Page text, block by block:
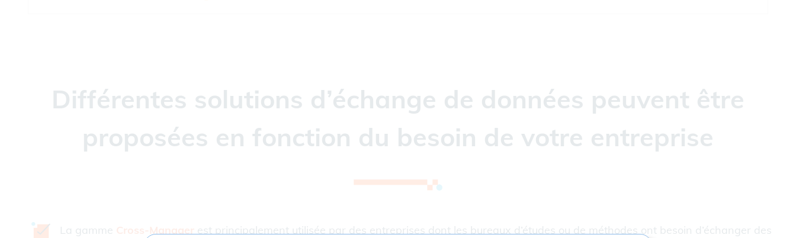
Différentes solutions d’échange de données peuvent être
proposées en fonction du besoin de votre entreprise
La gamme
est principalement utilisée par des entreprises dont les bureaux d’études ou de méthodes ont besoin d’échanger des